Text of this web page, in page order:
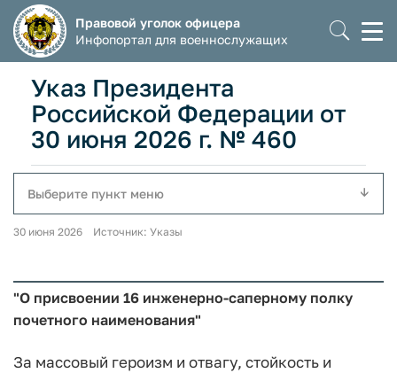
Правовой уголок офицера
Инфопортал для военнослужащих
Указ Президента
Российской Федерации от
30 июня 2026 г. № 460
Выберите пункт меню
30 июня 2026 Источник: Указы
"О присвоении 16 инженерно-саперному полку
почетного наименования"
За массовый героизм и отвагу, стойкость и